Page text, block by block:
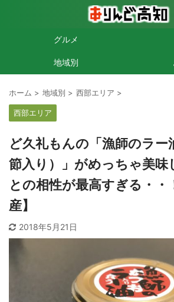
グルメ
地域別
ホーム > 地域別 > 西部エリア >
西部エリア
ど久礼もんの「漁師のラー
節入り）」がめっちゃ美味
との相性が最高すぎる・・
産】
2018年5月21日